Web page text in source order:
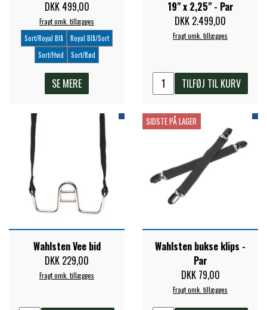
DKK 499,00
Fragt omk. tillægges
Sort/Royal Blå
Royal Blå/Sort
Sort/Hvid
Sort/Rød
SE MERE
19" x 2,25" - Par
DKK 2.499,00
Fragt omk. tillægges
TILFØJ TIL KURV
Wahlsten Vee bid
DKK 229,00
Fragt omk. tillægges
SIDSTE PÅ LAGER
Wahlsten bukse klips -
Par
DKK 79,00
Fragt omk. tillægges